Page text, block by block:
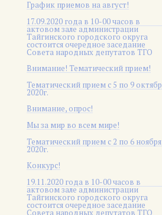
График приемов на август!
17.09.2020 года в 10-00 часов в
актовом зале администрации
Тайгинского городского округа
состоится очередное заседание
Совета народных депутатов ТГО
Внимание! Тематический прием!
Тематический прием с 5 по 9
2020г.
Внимание, опрос!
Мы за мир во всем мире!
Тематический прием с 2 по 6 ноября
2020г.
Конкурс!
19.11.2020 года в 10-00 часов в
актовом зале администрации
Тайгинского городского округа
состоится очередное заседание
Совета народных депутатов ТГО